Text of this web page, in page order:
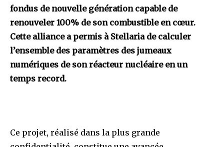
fondus de nouvelle génération capable de
renouveler 100% de son combustible en cœur.
Cette alliance a permis à Stellaria de calculer
l’ensemble des paramètres des jumeaux
numériques de son réacteur nucléaire en un
temps record.
Ce projet, réalisé dans la plus grande